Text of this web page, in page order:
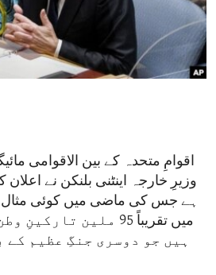
اقوامِ متحدہ کے بین الاقوامی
وزیرِ خارجہ اینٹنی بلنکن نے اعلان
ہے جس کی ماضی میں کوئی مثال
میں تقریباً 95 ملین
ہیں جو دوسری جنگِ عظیم کے